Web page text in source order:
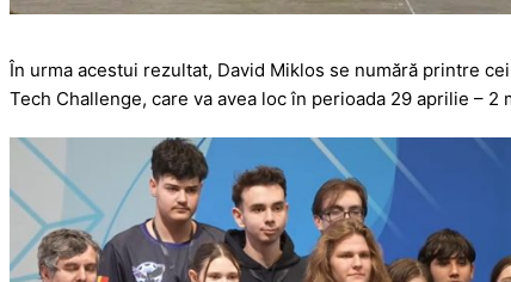
În urma acestui rezultat, David Miklos se numără printre
Tech Challenge, care va avea loc în perioada 29 aprilie –